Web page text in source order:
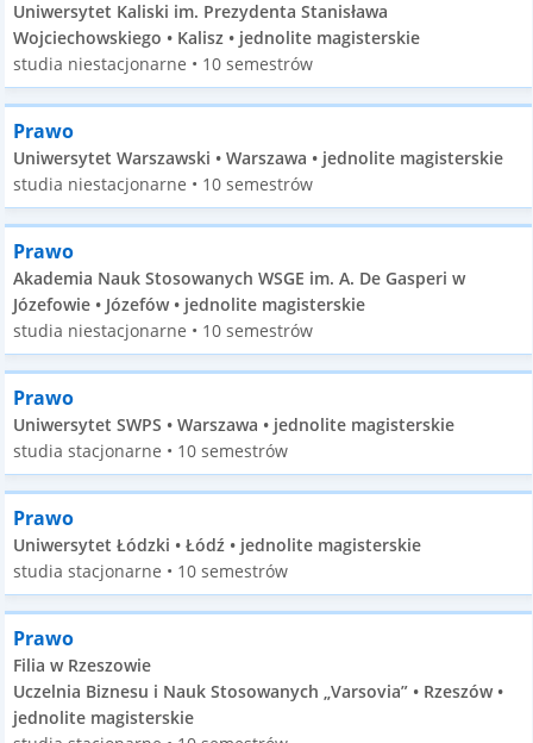
Uniwersytet Kaliski im. Prezydenta Stanisława
Wojciechowskiego • Kalisz • jednolite magisterskie
studia niestacjonarne • 10 semestrów
Prawo
Uniwersytet Warszawski • Warszawa • jednolite magisterskie
studia niestacjonarne • 10 semestrów
Prawo
Akademia Nauk Stosowanych WSGE im. A. De Gasperi w
Józefowie • Józefów • jednolite magisterskie
studia niestacjonarne • 10 semestrów
Prawo
Uniwersytet SWPS • Warszawa • jednolite magisterskie
studia stacjonarne • 10 semestrów
Prawo
Uniwersytet Łódzki • Łódź • jednolite magisterskie
studia stacjonarne • 10 semestrów
Prawo
Filia w Rzeszowie
Uczelnia Biznesu i Nauk Stosowanych „Varsovia” • Rzeszów •
jednolite magisterskie